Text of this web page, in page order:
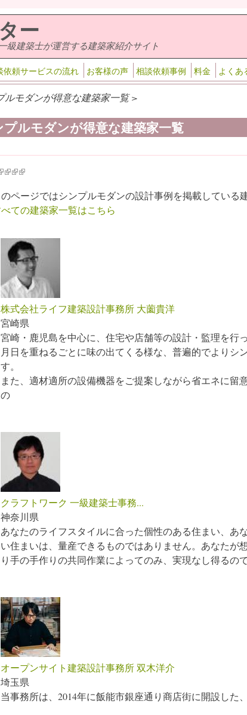
ー
級建築士が運営する建築家紹介サイト
依頼サービスの流れ お客様の声 相談依頼事例 料金 よくあ
ルモダンが得意な建築家一覧 >
プルモダンが得意な建築家一覧
external)
is external)
is external)
(link is external)
(link is external)
(link is external)
のページではシンプルモダンの設計事例を掲載している
ての建築家一覧はこちら
株式会社ライフ建築設計事務所 大薗貴洋
宮崎県
宮崎・鹿児島を中心に、住宅や店舗等の設計・監理を行っ
月日を重ねるごとに味の出てくる様な、普遍的でよりシ
す。
また、適材適所の設備機器をご提案しながら省エネに留
の
クラフトワーク 一級建築士事務...
神奈川県
あなたのライフスタイルに合った個性のある住まい、あ
い住まいは、量産できるものではありません。あなたが
り手の手作りの共同作業によってのみ、実現なし得るの
オープンサイト建築設計事務所 双木洋介
埼玉県
当事務所は、2014年に飯能市銀座通り商店街に開設した